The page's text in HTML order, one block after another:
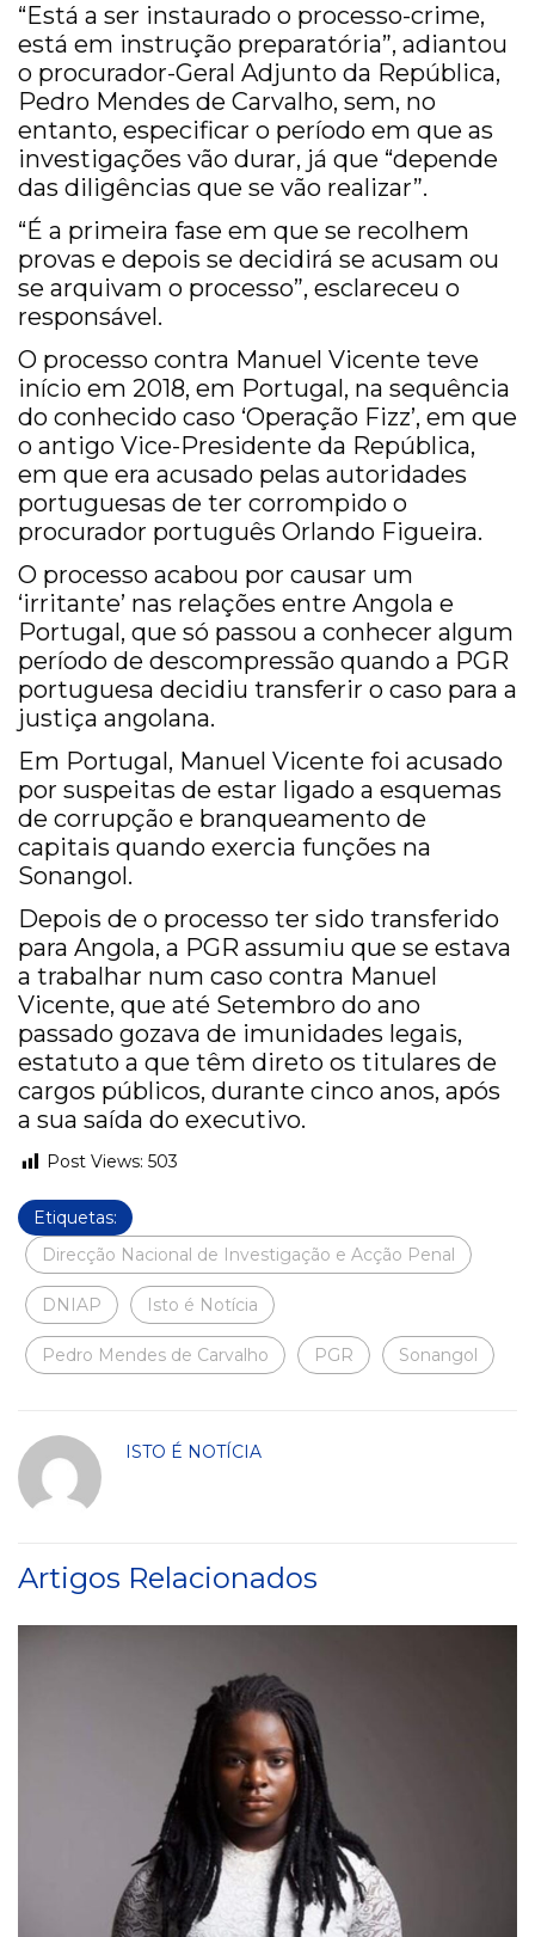
“Está a ser instaurado o processo-crime,
está em instrução preparatória”, adiantou
o procurador-Geral Adjunto da República,
Pedro Mendes de Carvalho, sem, no
entanto, especificar o período em que as
investigações vão durar, já que “depende
das diligências que se vão realizar”.
“É a primeira fase em que se recolhem
provas e depois se decidirá se acusam ou
se arquivam o processo”, esclareceu o
responsável.
O processo contra Manuel Vicente teve
início em 2018, em Portugal, na sequência
do conhecido caso ‘Operação Fizz’, em que
o antigo Vice-Presidente da República,
em que era acusado pelas autoridades
portuguesas de ter corrompido o
procurador português Orlando Figueira.
O processo acabou por causar um
‘irritante’ nas relações entre Angola e
Portugal, que só passou a conhecer algum
período de descompressão quando a PGR
portuguesa decidiu transferir o caso para a
justiça angolana.
Em Portugal, Manuel Vicente foi acusado
por suspeitas de estar ligado a esquemas
de corrupção e branqueamento de
capitais quando exercia funções na
Sonangol.
Depois de o processo ter sido transferido
para Angola, a PGR assumiu que se estava
a trabalhar num caso contra Manuel
Vicente, que até Setembro do ano
passado gozava de imunidades legais,
estatuto a que têm direto os titulares de
cargos públicos, durante cinco anos, após
a sua saída do executivo.
Post Views: 503
Etiquetas:
Direcção Nacional de Investigação e Acção Penal
DNIAP Isto é Notícia
Pedro Mendes de Carvalho PGR Sonangol
ISTO É NOTÍCIA
Artigos Relacionados